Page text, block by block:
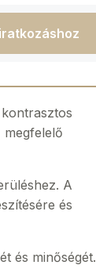
A
és
és minőségét.